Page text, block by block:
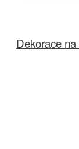
Dekorace